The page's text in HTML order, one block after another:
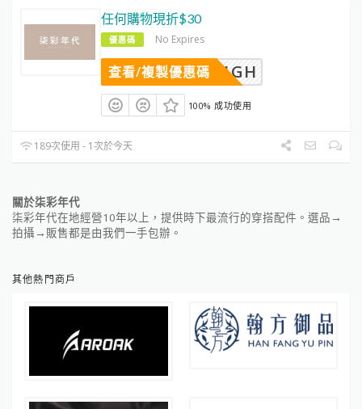
任何購物現折$30
優惠碼 No Expires
AB961GH
查看/複製優惠碼
100% 成功使用
189次使用 - 1次於今天
關於柒彩年代
柒彩年代在地經營10年以上，提供時下最流行的穿搭配件。選品→
拍攝→販售都是由我們一手包辦。
其他熱門商戶